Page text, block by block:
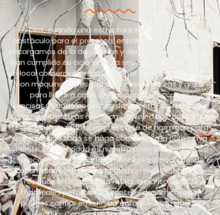
En Olot, cuando una estructura se convierte en un
obstáculo para el progreso, entramos en acción. Nos
encargamos de la demolición y derribo de edificios que
han cumplido su ciclo vital. Ya sea una casa antigua o
un local comercial desgastado por los años, contamos
con maquinaria pesada como excavadoras y grúas
para llevar a cabo demoliciones mecánicas
precisas.Cuando necesitas deshacerte de muros de
carga o estructuras metálicas envejecidas, aplicamos
técnicas avanzadas como el corte de hormigón para
asegurar que todo se haga conforme a la normativa
vigente. La seguridad es nuestra prioridad: cada paso
del proceso está cuidadosamente planificado desde el
apuntalamiento hasta la gestión responsable de
residuos.Si te preocupa retirar amianto u otros
materiales peligrosos durante el desamiantado,
puedes confiar en nuestro enfoque controlado y